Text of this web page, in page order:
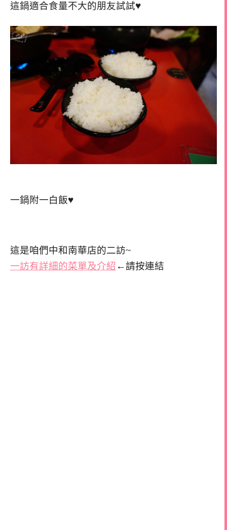
這鍋適合食量不大的朋友試試♥
一鍋附一白飯♥
這是咱們中和南華店的二訪~
一訪有詳細的菜單及介紹 ←請按連結